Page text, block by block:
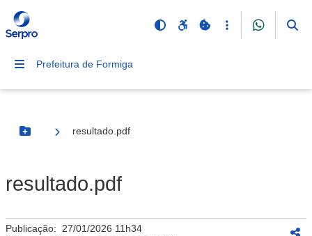
Prefeitura de Formiga
Botão Menu
resultado.pdf
resultado.pdf
Publicação: 27/01/2026 11h34